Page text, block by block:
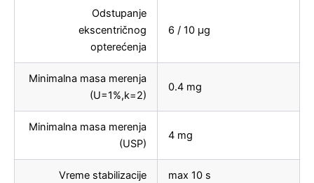
Odstupanje
ekscentričnog
opterećenja
6 / 10 µg
Minimalna masa merenja
(U=1%,k=2)
0.4 mg
Minimalna masa merenja
(USP)
4 mg
Vreme stabilizacije max 10 s